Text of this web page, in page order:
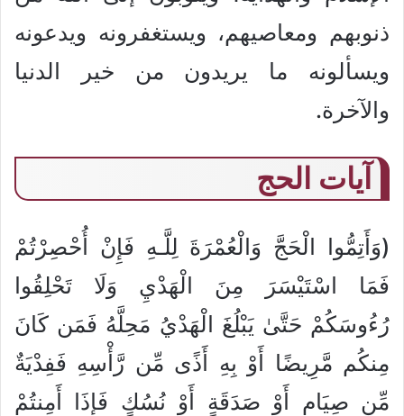
ذنوبهم ومعاصيهم، ويستغفرونه ويدعونه
ويسألونه ما يريدون من خير الدنيا
والآخرة.
آيات الحج
(وَأَتِمُّوا الْحَجَّ وَالْعُمْرَةَ لِلَّـهِ فَإِنْ أُحْصِرْتُمْ
فَمَا اسْتَيْسَرَ مِنَ الْهَدْيِ وَلَا تَحْلِقُوا
رُءُوسَكُمْ حَتَّىٰ يَبْلُغَ الْهَدْيُ مَحِلَّهُ فَمَن كَانَ
مِنكُم مَّرِيضًا أَوْ بِهِ أَذًى مِّن رَّأْسِهِ فَفِدْيَةٌ
مِّن صِيَامٍ أَوْ صَدَقَةٍ أَوْ نُسُكٍ فَإِذَا أَمِنتُمْ